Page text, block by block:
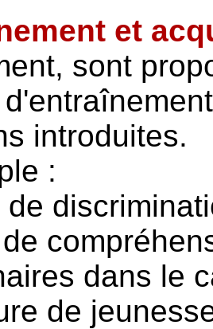
et
sont
introduites.
:
de
dans le
de